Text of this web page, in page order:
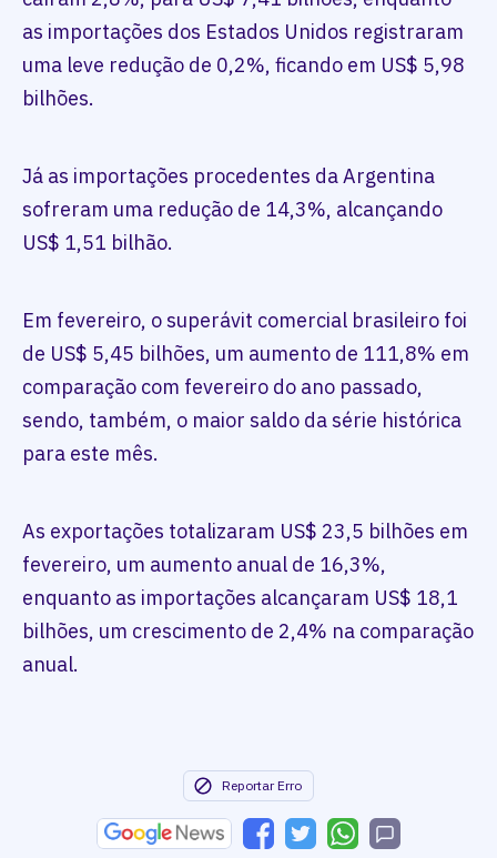
as importações dos Estados Unidos registraram
uma leve redução de 0,2%, ficando em US$ 5,98
bilhões.
Já as importações procedentes da Argentina
sofreram uma redução de 14,3%, alcançando
US$ 1,51 bilhão.
Em fevereiro, o superávit comercial brasileiro foi
de US$ 5,45 bilhões, um aumento de 111,8% em
comparação com fevereiro do ano passado,
sendo, também, o maior saldo da série histórica
para este mês.
As exportações totalizaram US$ 23,5 bilhões em
fevereiro, um aumento anual de 16,3%,
enquanto as importações alcançaram US$ 18,1
bilhões, um crescimento de 2,4% na comparação
anual.
Reportar Erro